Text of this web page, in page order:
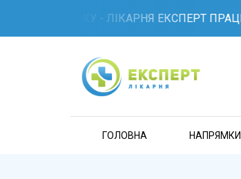
ЗВ'ЯЗКУ - ЛІКАРНЯ ЕКСПЕРТ ПРАЦЮЄ 24/7
ГОЛОВНА НАПРЯМКИ